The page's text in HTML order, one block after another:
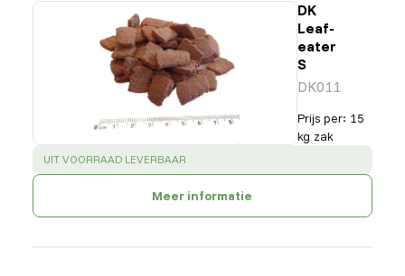
DK
Leaf-
eater
S
DK011
Prijs per: 15
kg zak
SUCCESS:
UIT VOORRAAD LEVERBAAR
Meer informatie